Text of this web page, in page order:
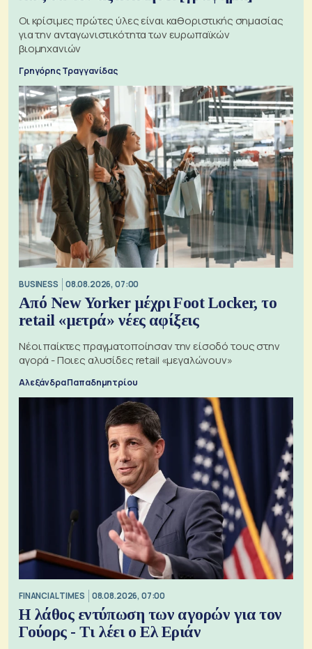
Οι κρίσιμες πρώτες ύλες είναι καθοριστικής σημασίας
για την ανταγωνιστικότητα των ευρωπαϊκών
βιομηχανιών
Γρηγόρης Τραγγανίδας
BUSINESS 08.08.2026, 07:00
Από New Yorker μέχρι Foot Locker, το
retail «μετρά» νέες αφίξεις
Νέοι παίκτες πραγματοποίησαν την είσοδό τους στην
αγορά - Ποιες αλυσίδες retail «μεγαλώνουν»
Αλεξάνδρα Παπαδημητρίου
FINANCIAL TIMES 08.08.2026, 07:00
Η λάθος εντύπωση των αγορών για τον
Γούορς - Τι λέει ο Ελ Εριάν